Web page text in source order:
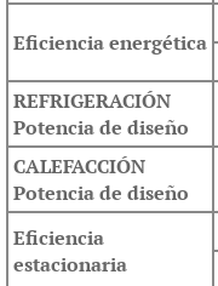
Eficiencia energética
REFRIGERACIÓN
Potencia de diseño
CALEFACCIÓN
Potencia de diseño
Eficiencia
estacionaria